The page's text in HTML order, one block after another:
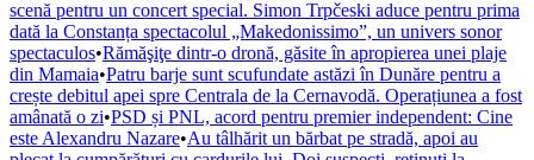
scenă pentru un concert special. Simon Trpčeski aduce pentru prima
dată la Constanța spectacolul „Makedonissimo”, un univers sonor
spectaculos•Rămăşiţe dintr-o dronă, găsite în apropierea unei plaje
din Mamaia•Patru barje sunt scufundate astăzi în Dunăre pentru a
crește debitul apei spre Centrala de la Cernavodă. Operațiunea a fost
amânată o zi•PSD și PNL, acord pentru premier independent: Cine
este Alexandru Nazare•Au tâlhărit un bărbat pe stradă, apoi au